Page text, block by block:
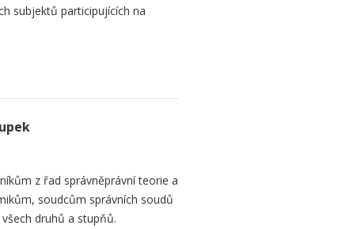
subjektů participujících na
z řad správněprávní teorie a
soudcům správních soudů
druhů a stupňů.